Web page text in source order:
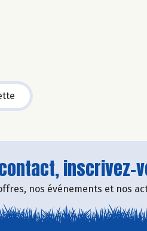
inscrivez-
nos événements et nos